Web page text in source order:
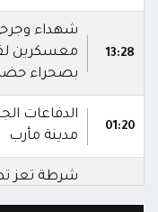
13:28
شهداء
معسكرين
بصحراء
01:20
الدفاعات
مدينة مأرب
شرطة تعز